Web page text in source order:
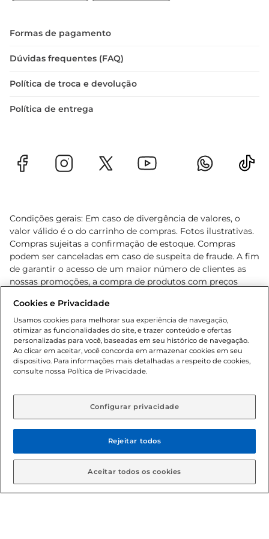
produto por mais tempo. Ao cozinhar,
descobrir novas combinações e sabores que
qualidade.
Formas de pagamento
Dúvidas frequentes (FAQ)
Política de troca e devolução
Política de entrega
Condições gerais: Em caso de divergência de valores, o
valor válido é o do carrinho de compras. Fotos ilustrativas.
Compras sujeitas a confirmação de estoque. Compras
podem ser canceladas em caso de suspeita de fraude. A fim
de garantir o acesso de um maior número de clientes as
nossas promoções, a compra de produtos com preços
cliente. Os preços, ofertas e condições são exclusivos para
o e-commerce e válidos durante o dia de hoje, podendo
sofrer alterações sem prévia notificação. Proibida a venda
de bebidas alcoólicas para menores de 18 anos, conforme
Lei n.º 8069/90, art. 81, inciso II (Estatuto da Criança e do
Adolescente). Preços e condições exclusivos para o
aviso prévio. O valor mínimo para as compras on-line é de
© 2026 Copyright. Todos os direitos
reservados Gbarbosa.
Cookies e Privacidade
Usamos cookies para melhorar sua experiência de navegação,
otimizar as funcionalidades do site, e trazer conteúdo e ofertas
personalizadas para você, baseadas em seu histórico de navegação.
Ao clicar em aceitar, você concorda em armazenar cookies em seu
dispositivo. Para informações mais detalhadas a respeito de cookies,
consulte nossa Política de Privacidade.
Configurar privacidade
Rejeitar todos
Aceitar todos os cookies